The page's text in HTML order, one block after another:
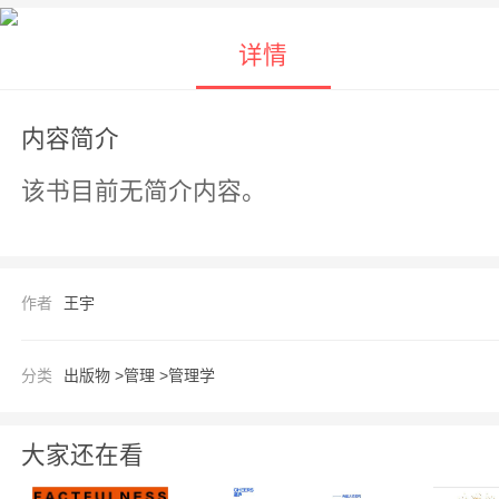
详情
内容简介
该书目前无简介内容。
作者 王宇
分类 出版物 >管理 >管理学
大家还在看